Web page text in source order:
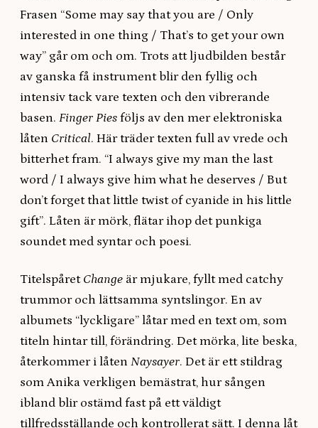
Frasen “Some may say that you are / Only
interested in one thing / That’s to get your own
way” går om och om. Trots att ljudbilden består
av ganska få instrument blir den fyllig och
intensiv tack vare texten och den vibrerande
basen. Finger Pies följs av den mer elektroniska
låten Critical. Här träder texten full av vrede och
bitterhet fram. “I always give my man the last
word / I always give him what he deserves / But
don’t forget that little twist of cyanide in his little
gift”. Låten är mörk, flätar ihop det punkiga
soundet med syntar och poesi.
Titelspåret Change är mjukare, fyllt med catchy
trummor och lättsamma syntslingor. En av
albumets “lyckligare” låtar med en text om, som
titeln hintar till, förändring. Det mörka, lite beska,
återkommer i låten Naysayer. Det är ett stildrag
som Anika verkligen bemästrat, hur sången
ibland blir ostämd fast på ett väldigt
tillfredsställande och kontrollerat sätt. I denna låt